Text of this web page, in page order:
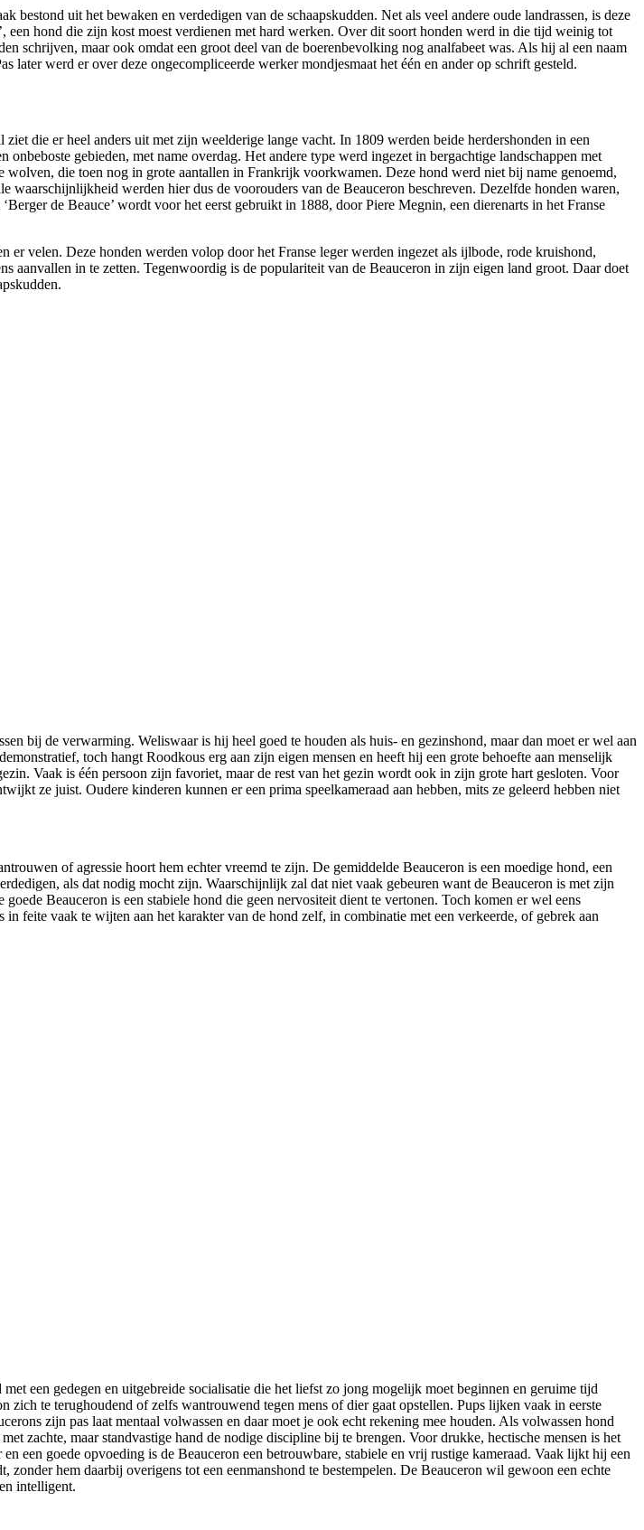
uit het bewaken en verdedigen van de schaapskudden. Net als veel andere oude landrassen, is deze
hond die zijn kost moest verdienen met hard werken. Over dit soort honden werd in die tijd weinig tot
schrijven, maar ook omdat een groot deel van de boerenbevolking nog analfabeet was. Als hij al een naam
later werd er over deze ongecompliceerde werker mondjesmaat het één en ander op schrift gesteld.
die er heel anders uit met zijn weelderige lange vacht. In 1809 werden beide herdershonden in een
gebieden, met name overdag. Het andere type werd ingezet in bergachtige landschappen met
die toen nog in grote aantallen in Frankrijk voorkwamen. Deze hond werd niet bij name genoemd,
waarschijnlijkheid werden hier dus de voorouders van de Beauceron beschreven. Dezelfde honden waren,
de Beauce’ wordt voor het eerst gebruikt in 1888, door Piere Megnin, een dierenarts in het Franse
velen. Deze honden werden volop door het Franse leger werden ingezet als ijlbode, rode kruishond,
in te zetten. Tegenwoordig is de populariteit van de Beauceron in zijn eigen land groot. Daar doet
bij de verwarming. Weliswaar is hij heel goed te houden als huis- en gezinshond, maar dan moet er wel aan
toch hangt Roodkous erg aan zijn eigen mensen en heeft hij een grote behoefte aan menselijk
Vaak is één persoon zijn favoriet, maar de rest van het gezin wordt ook in zijn grote hart gesloten. Voor
ze juist. Oudere kinderen kunnen er een prima speelkameraad aan hebben, mits ze geleerd hebben niet
of agressie hoort hem echter vreemd te zijn. De gemiddelde Beauceron is een moedige hond, een
als dat nodig mocht zijn. Waarschijnlijk zal dat niet vaak gebeuren want de Beauceron is met zijn
Beauceron is een stabiele hond die geen nervositeit dient te vertonen. Toch komen er wel eens
feite vaak te wijten aan het karakter van de hond zelf, in combinatie met een verkeerde, of gebrek aan
een gedegen en uitgebreide socialisatie die het liefst zo jong mogelijk moet beginnen en geruime tijd
te terughoudend of zelfs wantrouwend tegen mens of dier gaat opstellen. Pups lijken vaak in eerste
zijn pas laat mentaal volwassen en daar moet je ook echt rekening mee houden. Als volwassen hond
zachte, maar standvastige hand de nodige discipline bij te brengen. Voor drukke, hectische mensen is het
een goede opvoeding is de Beauceron een betrouwbare, stabiele en vrij rustige kameraad. Vaak lijkt hij een
hem daarbij overigens tot een eenmanshond te bestempelen. De Beauceron wil gewoon een echte
intelligent.